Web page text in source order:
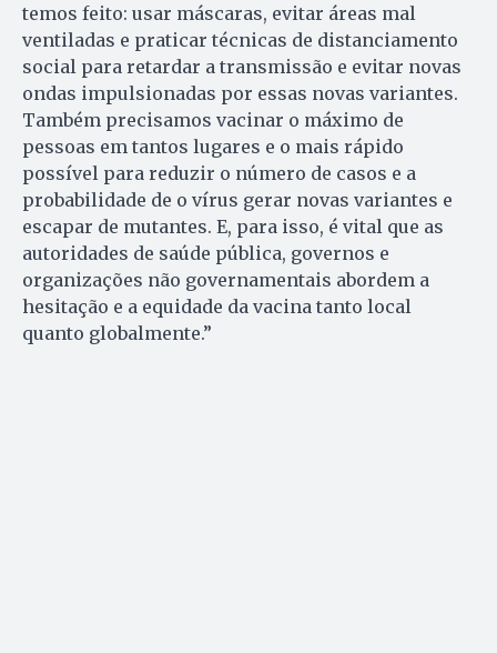
temos feito: usar máscaras, evitar áreas mal
ventiladas e praticar técnicas de distanciamento
social para retardar a transmissão e evitar novas
ondas impulsionadas por essas novas variantes.
Também precisamos vacinar o máximo de
pessoas em tantos lugares e o mais rápido
possível para reduzir o número de casos e a
probabilidade de o vírus gerar novas variantes e
escapar de mutantes. E, para isso, é vital que as
autoridades de saúde pública, governos e
organizações não governamentais abordem a
hesitação e a equidade da vacina tanto local
quanto globalmente.”